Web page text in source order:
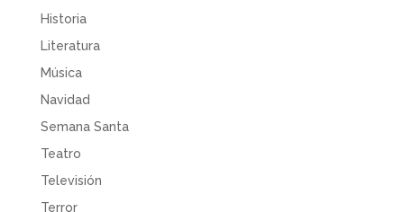
Historia
Literatura
Música
Navidad
Semana Santa
Teatro
Televisión
Terror